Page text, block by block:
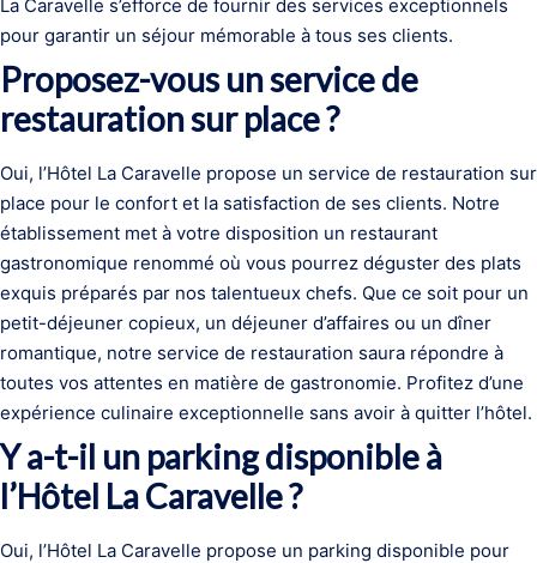
La Caravelle s’efforce de fournir des services exceptionnels
pour garantir un séjour mémorable à tous ses clients.
Proposez-vous un service de
restauration sur place ?
Oui, l’Hôtel La Caravelle propose un service de restauration sur
place pour le confort et la satisfaction de ses clients. Notre
établissement met à votre disposition un restaurant
gastronomique renommé où vous pourrez déguster des plats
exquis préparés par nos talentueux chefs. Que ce soit pour un
petit-déjeuner copieux, un déjeuner d’affaires ou un dîner
romantique, notre service de restauration saura répondre à
toutes vos attentes en matière de gastronomie. Profitez d’une
expérience culinaire exceptionnelle sans avoir à quitter l’hôtel.
Y a-t-il un parking disponible à
l’Hôtel La Caravelle ?
Oui, l’Hôtel La Caravelle propose un parking disponible pour